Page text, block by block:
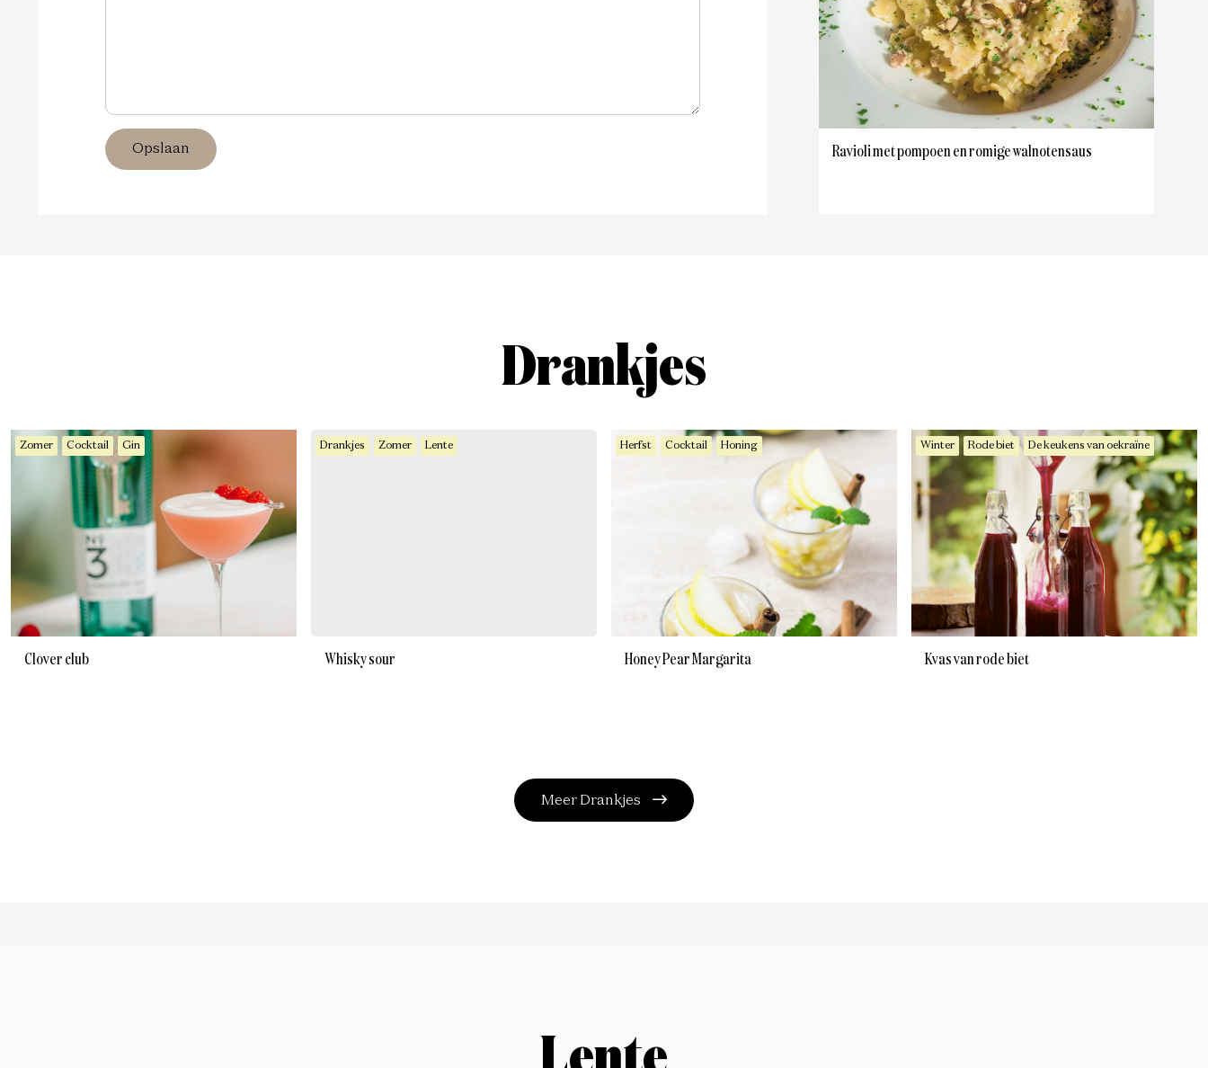
Opslaan Ravioli met pompoen en romige walnotensaus
Drankjes
Zomer Cocktail Gin
Clover club
Drankjes Zomer Lente
Whisky sour
Herfst Cocktail Honing
Honey Pear Margarita
Winter Rode biet De keukens van oekraïne
Kvas van rode biet
Meer Drankjes